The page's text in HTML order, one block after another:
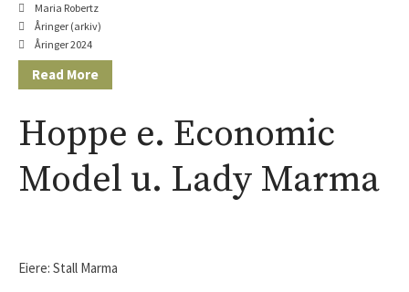
Maria Robertz
Åringer (arkiv)
Åringer 2024
Read More
Hoppe e. Economic
Model u. Lady Marma
Eiere: Stall Marma